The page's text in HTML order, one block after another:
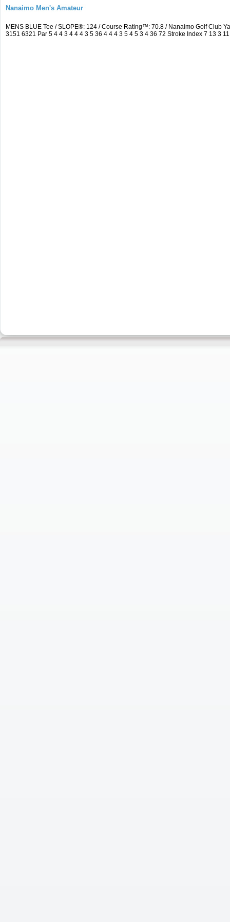
Nanaimo Men's Amateur
MENS BLUE Tee / SLOPE®: 124 / Course Rating™: 70.8 / Nanaimo Golf Club
3151 6321 Par 5 4 4 3 4 4 4 3 5 36 4 4 4 3 5 4 5 3 4 36 72 Stroke Index 7 13 3